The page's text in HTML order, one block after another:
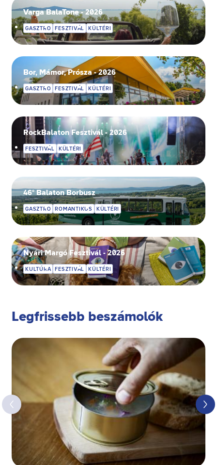
Varga BalaTone - 2026
GASZTRO FESZTIVÁL KÜLTÉRI
Bor, Mámor, Prósza - 2026
GASZTRO FESZTIVÁL KÜLTÉRI
RockBalaton Fesztivál - 2026
FESZTIVÁL KÜLTÉRI
46° Balaton Borbusz
GASZTRO ROMANTIKUS KÜLTÉRI
Nyári Margó Fesztivál - 2026
KULTÚRA FESZTIVÁL KÜLTÉRI
Legfrissebb beszámolók